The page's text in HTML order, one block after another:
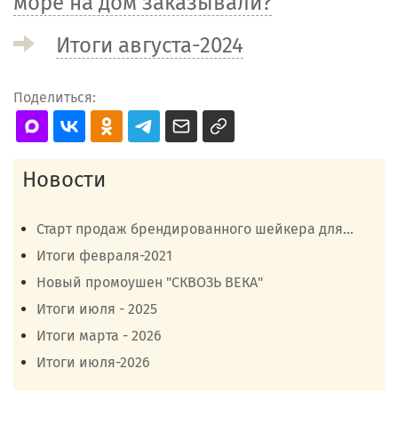
Итоги августа-2024
Поделиться:
Новости
Старт продаж брендированного шейкера для...
Итоги февраля-2021
Новый промоушен "СКВОЗЬ ВЕКА"
Итоги июля - 2025
Итоги марта - 2026
Итоги июля-2026